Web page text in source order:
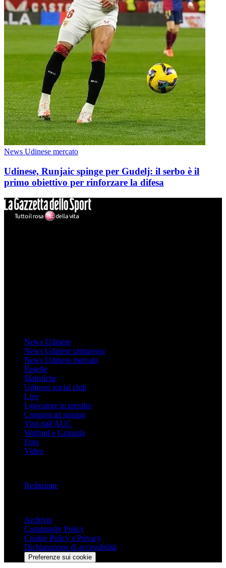
News Udinese mercato
Udinese, Runjaic spinge per Gudelj: il serbo è il
primo obiettivo per rinforzare la difesa
News Udinese
News Udinese primavera
News Udinese mercato
Pagelle
Statistiche
Udinese social club
Live
I giocatore in prestito
Comunicati stampa
Visti dall'AUC
Watford e Granada
Foto
Video
Redazione
Archivio
Community Policy
Cookie Policy e Privacy
Dichiarazione di accessibilità
Preferenze sui cookie